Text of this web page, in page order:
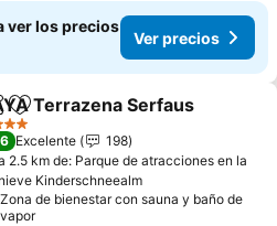
ver los precios
Ver precios
Añadir a favoritos
Terrazena Serfaus
Excelente
198
2.5 km de: Parque de atracciones en la
nieve Kinderschneealm
Zona de bienestar con sauna y baño de
vapor